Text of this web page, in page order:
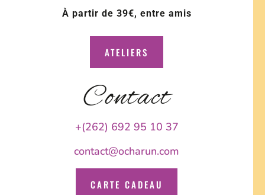
À partir de 39€, entre amis
ATELIERS
Contact
+(262) 692 95 10 37
contact@ocharun.com
CARTE CADEAU